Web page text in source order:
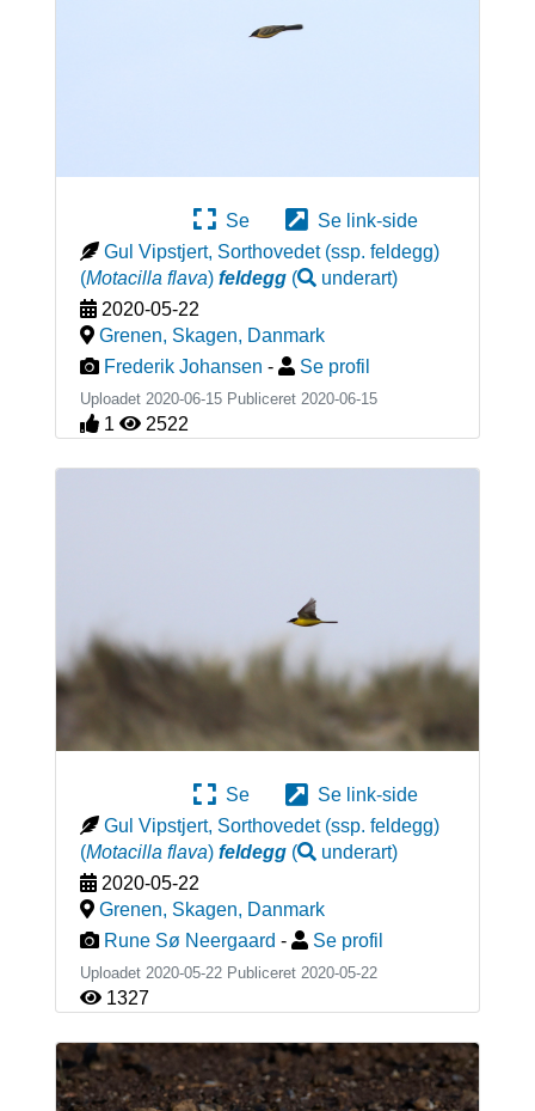
Se
Se link-side
Gul Vipstjert, Sorthovedet (ssp. feldegg)
(Motacilla flava) feldegg( underart)
2020-05-22
Grenen, Skagen, Danmark
Frederik Johansen - Se profil
Uploadet 2020-06-15 Publiceret 2020-06-15
1 2522
Se
Se link-side
Gul Vipstjert, Sorthovedet (ssp. feldegg)
(Motacilla flava) feldegg( underart)
2020-05-22
Grenen, Skagen, Danmark
Rune Sø Neergaard - Se profil
Uploadet 2020-05-22 Publiceret 2020-05-22
1327